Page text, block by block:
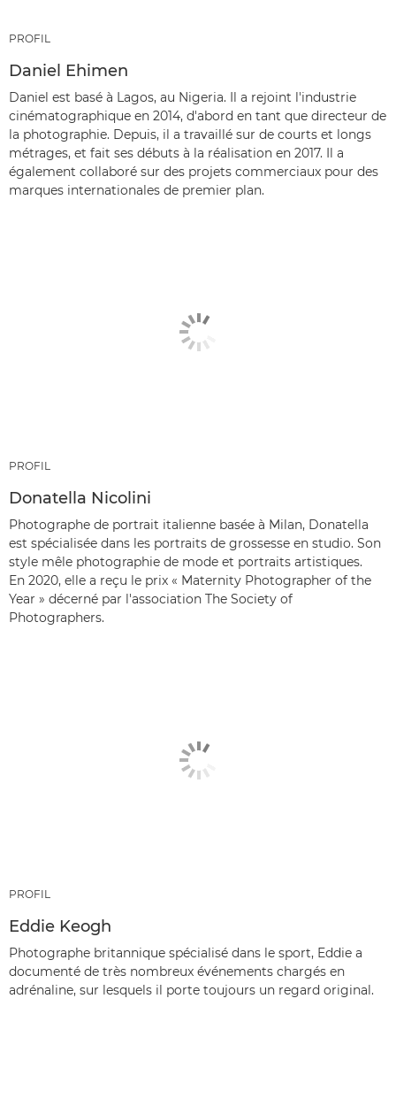
PROFIL
Daniel Ehimen
Daniel est basé à Lagos, au Nigeria. Il a rejoint l'industrie
cinématographique en 2014, d'abord en tant que directeur de
la photographie. Depuis, il a travaillé sur de courts et longs
métrages, et fait ses débuts à la réalisation en 2017. Il a
également collaboré sur des projets commerciaux pour des
marques internationales de premier plan.
PROFIL
Donatella Nicolini
Photographe de portrait italienne basée à Milan, Donatella
est spécialisée dans les portraits de grossesse en studio. Son
style mêle photographie de mode et portraits artistiques.
En 2020, elle a reçu le prix « Maternity Photographer of the
Year » décerné par l'association The Society of
Photographers.
PROFIL
Eddie Keogh
Photographe britannique spécialisé dans le sport, Eddie a
documenté de très nombreux événements chargés en
adrénaline, sur lesquels il porte toujours un regard original.